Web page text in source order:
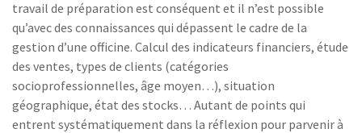
travail de préparation est conséquent et il n’est possible
qu’avec des connaissances qui dépassent le cadre de la
gestion d’une officine. Calcul des indicateurs financiers, étude
des ventes, types de clients (catégories
socioprofessionnelles, âge moyen…), situation
géographique, état des stocks… Autant de points qui
entrent systématiquement dans la réflexion pour parvenir à